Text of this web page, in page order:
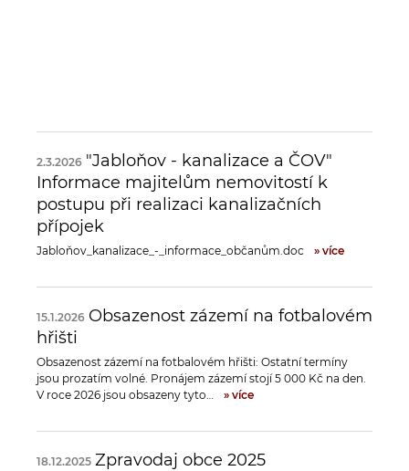
2.3.2026 "Jabloňov - kanalizace a ČOV"
Informace majitelům nemovitostí k
postupu při realizaci kanalizačních
přípojek
Jabloňov_kanalizace_-_informace_občanům.doc » více
15.1.2026 Obsazenost zázemí na fotbalovém
hřišti
Obsazenost zázemí na fotbalovém hřišti: Ostatní termíny
jsou prozatím volné. Pronájem zázemí stojí 5 000 Kč na den.
V roce 2026 jsou obsazeny tyto…
» více
18.12.2025 Zpravodaj obce 2025